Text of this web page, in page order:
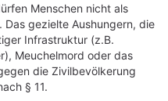
Menschen nicht als
gezielte Aushungern, die
Infrastruktur (z.B.
Meuchelmord oder das
die Zivilbevölkerung
§ 11.